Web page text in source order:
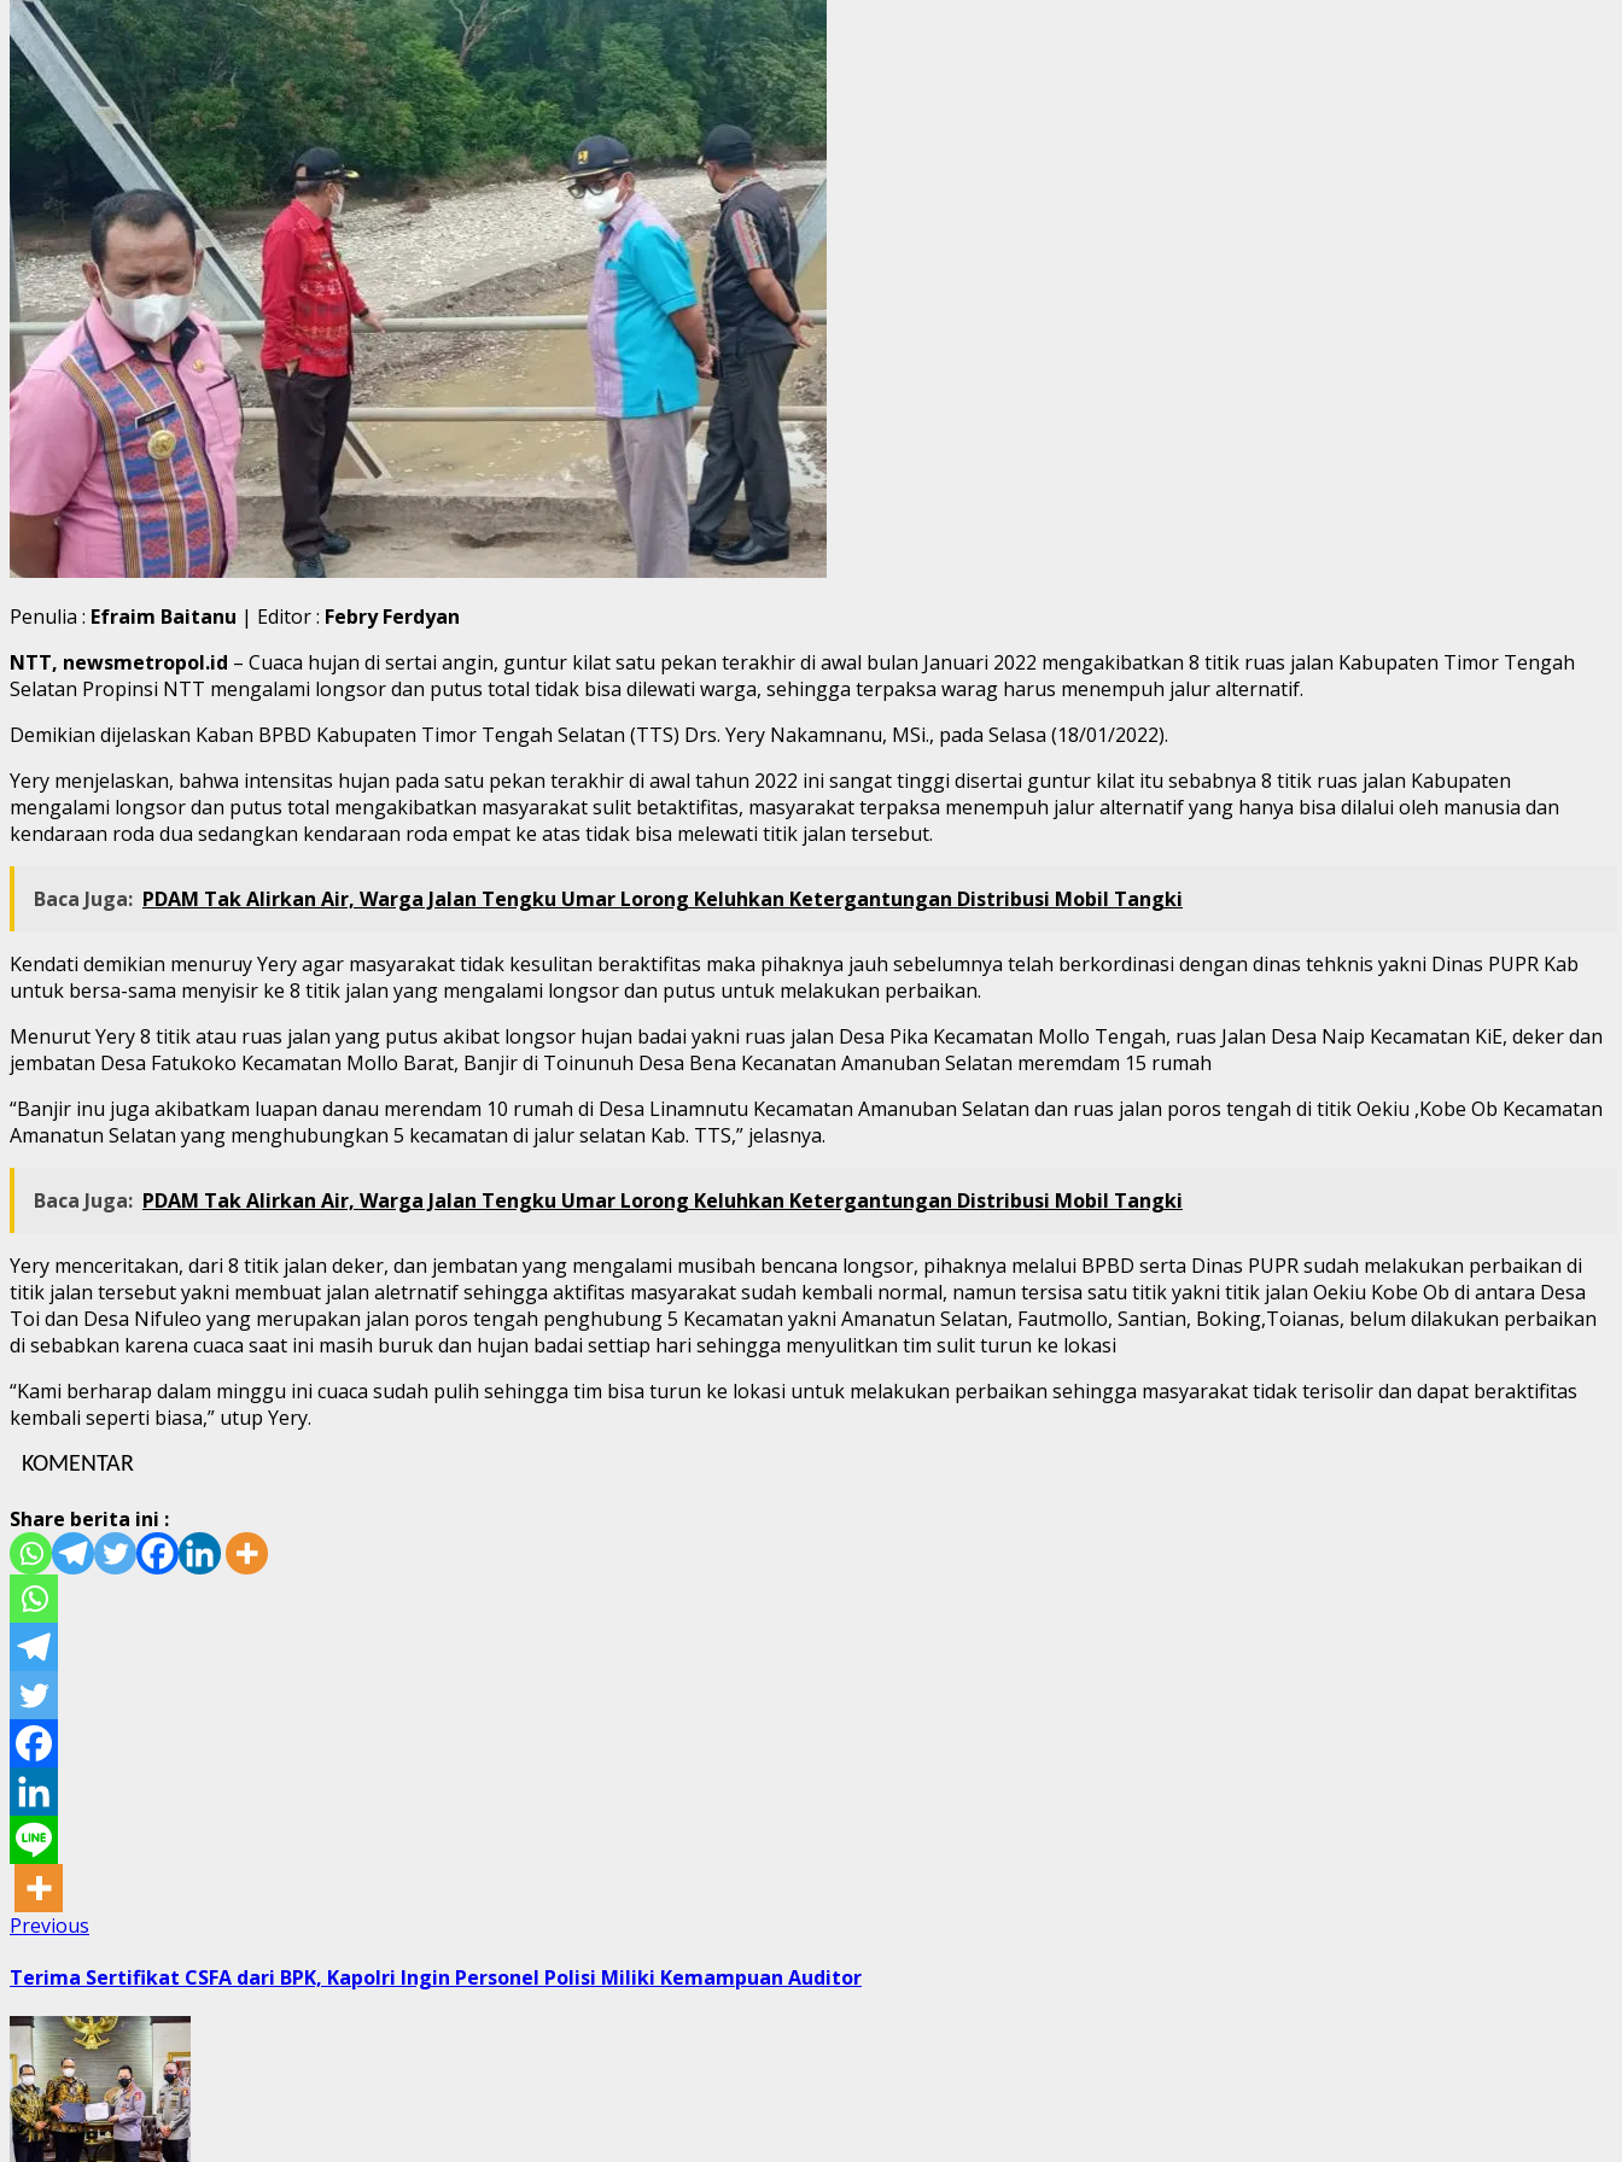
Penulia : Efraim Baitanu | Editor : Febry Ferdyan
NTT, newsmetropol.id – Cuaca hujan di sertai angin, guntur kilat satu pekan terakhir di awal bulan Januari 2022 mengakibatkan 8 titik ruas jalan Kabupaten Timor Tengah
Selatan Propinsi NTT mengalami longsor dan putus total tidak bisa dilewati warga, sehingga terpaksa warag harus menempuh jalur alternatif.
Demikian dijelaskan Kaban BPBD Kabupaten Timor Tengah Selatan (TTS) Drs. Yery Nakamnanu, MSi., pada Selasa (18/01/2022).
Yery menjelaskan, bahwa intensitas hujan pada satu pekan terakhir di awal tahun 2022 ini sangat tinggi disertai guntur kilat itu sebabnya 8 titik ruas jalan Kabupaten
mengalami longsor dan putus total mengakibatkan masyarakat sulit betaktifitas, masyarakat terpaksa menempuh jalur alternatif yang hanya bisa dilalui oleh manusia dan
kendaraan roda dua sedangkan kendaraan roda empat ke atas tidak bisa melewati titik jalan tersebut.
Baca Juga: PDAM Tak Alirkan Air, Warga Jalan Tengku Umar Lorong Keluhkan Ketergantungan Distribusi Mobil Tangki
Kendati demikian menuruy Yery agar masyarakat tidak kesulitan beraktifitas maka pihaknya jauh sebelumnya telah berkordinasi dengan dinas tehknis yakni Dinas PUPR Kab
untuk bersa-sama menyisir ke 8 titik jalan yang mengalami longsor dan putus untuk melakukan perbaikan.
Menurut Yery 8 titik atau ruas jalan yang putus akibat longsor hujan badai yakni ruas jalan Desa Pika Kecamatan Mollo Tengah, ruas Jalan Desa Naip Kecamatan KiE, deker dan
jembatan Desa Fatukoko Kecamatan Mollo Barat, Banjir di Toinunuh Desa Bena Kecanatan Amanuban Selatan meremdam 15 rumah
“Banjir inu juga akibatkam luapan danau merendam 10 rumah di Desa Linamnutu Kecamatan Amanuban Selatan dan ruas jalan poros tengah di titik Oekiu ,Kobe Ob Kecamatan
Amanatun Selatan yang menghubungkan 5 kecamatan di jalur selatan Kab. TTS,” jelasnya.
Baca Juga: PDAM Tak Alirkan Air, Warga Jalan Tengku Umar Lorong Keluhkan Ketergantungan Distribusi Mobil Tangki
Yery menceritakan, dari 8 titik jalan deker, dan jembatan yang mengalami musibah bencana longsor, pihaknya melalui BPBD serta Dinas PUPR sudah melakukan perbaikan di
titik jalan tersebut yakni membuat jalan aletrnatif sehingga aktifitas masyarakat sudah kembali normal, namun tersisa satu titik yakni titik jalan Oekiu Kobe Ob di antara Desa
Toi dan Desa Nifuleo yang merupakan jalan poros tengah penghubung 5 Kecamatan yakni Amanatun Selatan, Fautmollo, Santian, Boking,Toianas, belum dilakukan perbaikan
di sebabkan karena cuaca saat ini masih buruk dan hujan badai settiap hari sehingga menyulitkan tim sulit turun ke lokasi
“Kami berharap dalam minggu ini cuaca sudah pulih sehingga tim bisa turun ke lokasi untuk melakukan perbaikan sehingga masyarakat tidak terisolir dan dapat beraktifitas
kembali seperti biasa,” utup Yery.
KOMENTAR
Share berita ini :
Post
navigation
Previous
Terima Sertifikat CSFA dari BPK, Kapolri Ingin Personel Polisi Miliki Kemampuan Auditor